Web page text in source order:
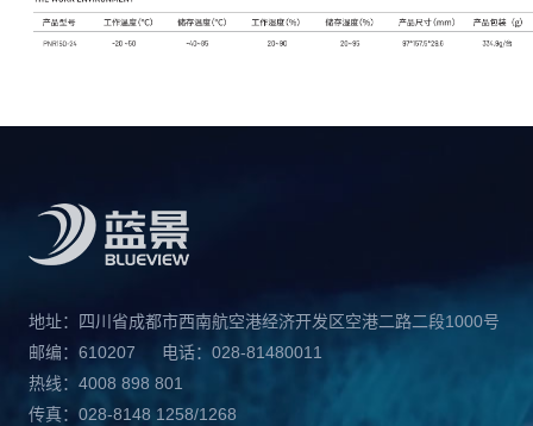
地址：四川省成都市西南航空港经济开发区空港二路二段1000号
邮编：610207
电话：028-81480011
热线：4008 898 801
传真：028-8148 1258/1268